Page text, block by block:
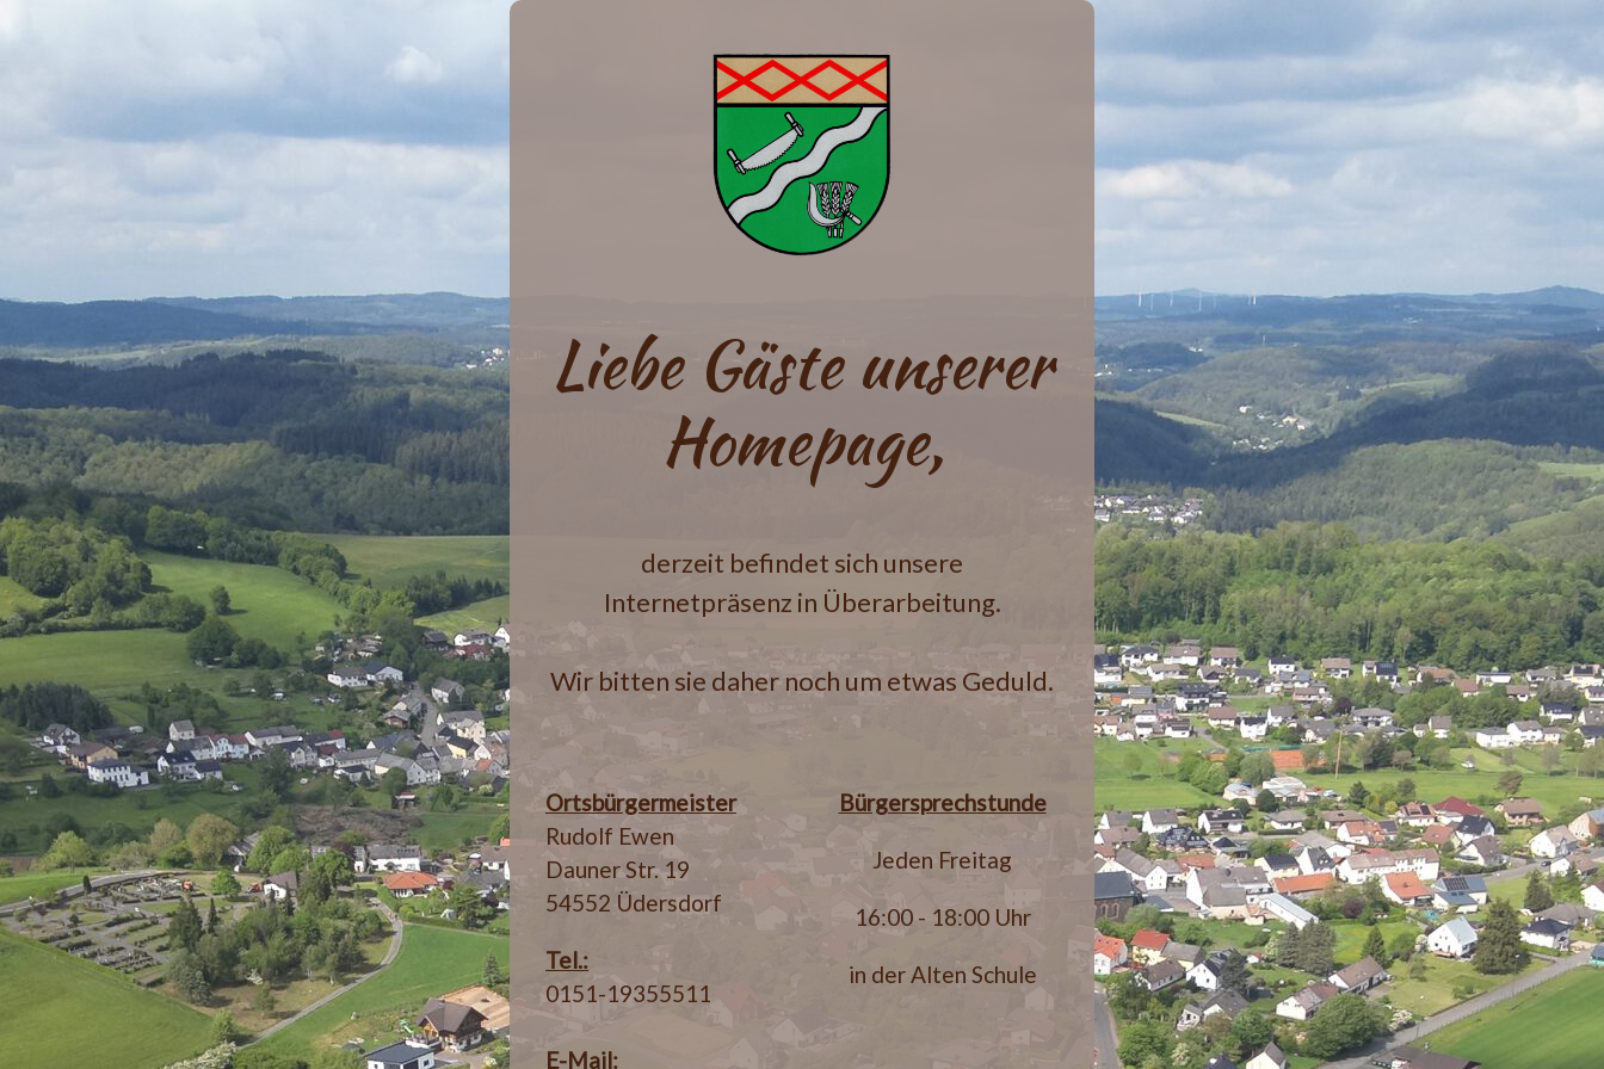
Liebe Gäste unserer
Homepage,
derzeit befindet sich unsere
Internetpräsenz in Überarbeitung.
Wir bitten sie daher noch um etwas Geduld.
Ortsbürgermeister
Rudolf Ewen
Dauner Str. 19
54552 Üdersdorf
Tel.:
0151-19355511
E-Mail:
Bürgersprechstunde
Jeden Freitag
16:00 - 18:00 Uhr
in der Alten Schule